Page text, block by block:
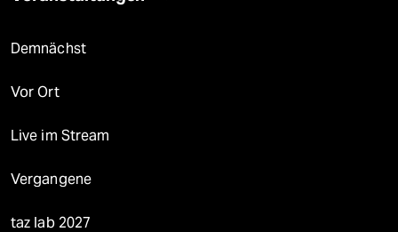
Demnächst
Vor Ort
Live im Stream
Vergangene
taz lab 2027